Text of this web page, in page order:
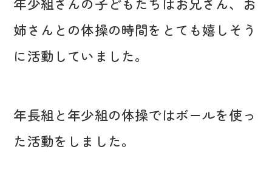
姉さんとの体操の時間をとても嬉しそう
に活動していました。
年長組と年少組の体操ではボールを使っ
た活動をしました。